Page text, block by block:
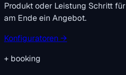
Produkt oder Leistung Schritt
am Ende ein Angebot.
Konfiguratoren →
+ booking